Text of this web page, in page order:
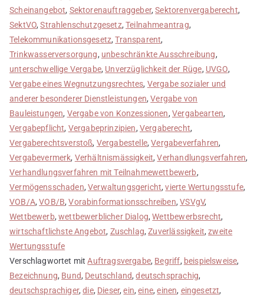
Scheinangebot, Sektorenauftraggeber,Sektorenvergaberecht,
SektVO,Strahlenschutzgesetz,Teilnahmeantrag,
Telekommunikationsgesetz,Transparent,
Trinkwasserversorgung, unbeschränkte Ausschreibung,
unterschwellige Vergabe, Unverzüglichkeit der Rüge, UVGO,
Vergabe eines Wegnutzungsrechtes, Vergabe sozialer und
anderer besonderer Dienstleistungen,Vergabe von
Bauleistungen, Vergabe von Konzessionen, Vergabearten,
Vergabepflicht, Vergabeprinzipien, Vergaberecht,
Vergaberechtsverstoß, Vergabestelle,Vergabeverfahren,
Vergabevermerk, Verhältnismässigkeit,Verhandlungsverfahren,
Verhandlungsverfahren mit Teilnahmewettbewerb,
Vermögensschaden,Verwaltungsgericht,vierte Wertungsstufe,
VOB/A,VOB/B,Vorabinformationsschreiben,VSVgV,
Wettbewerb,wettbewerblicher Dialog,Wettbewerbsrecht,
wirtschaftlichste Angebot, Zuschlag,Zuverlässigkeit,zweite
Wertungsstufe
Verschlagwortet mitAuftragsvergabe, Begriff, beispielsweise,
Bezeichnung, Bund, Deutschland,deutschsprachig,
deutschsprachiger,die, Dieser,ein,eine,einen, eingesetzt,